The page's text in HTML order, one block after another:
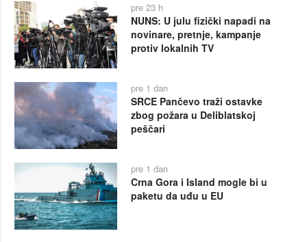
pre 23 h
NUNS: U julu fizički napadi na
novinare, pretnje, kampanje
protiv lokalnih TV
pre 1 dan
SRCE Pančevo traži ostavke
zbog požara u Deliblatskoj
peščari
pre 1 dan
Crna Gora i Island mogle bi u
paketu da uđu u EU